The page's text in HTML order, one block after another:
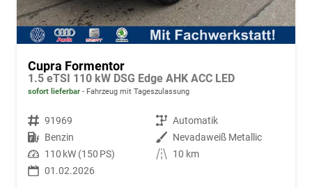
Cupra Formentor
1.5 eTSI 110 kW DSG Edge AHK ACC LED
sofort lieferbar Fahrzeug mit Tageszulassung
Fahrzeugnr. 91969 Getriebe Automatik
Kraftstoff Benzin Außenfarbe Nevadaweiß Metallic
Leistung 110 kW (150 PS) Kilometerstand
10 km
01.02.2026